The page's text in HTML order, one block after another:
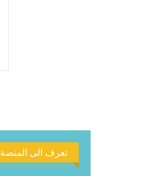
تعرف الى المنصة